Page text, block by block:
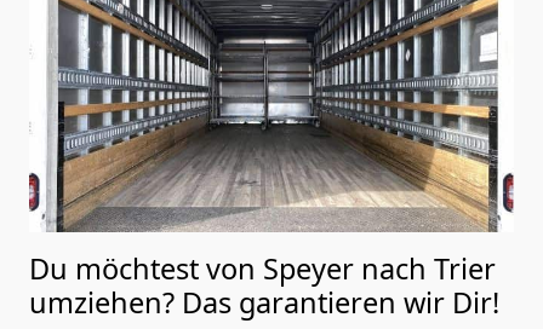
Du möchtest von Speyer nach Trier
umziehen? Das garantieren wir Dir!